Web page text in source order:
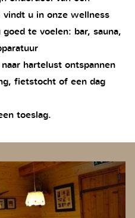
vindt u in onze wellness
te voelen: bar, sauna,
hartelust ontspannen
fietstocht of een dag
toeslag.